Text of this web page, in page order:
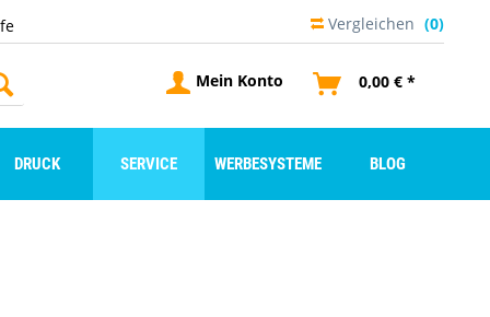
Vergleichen (0)
Mein Konto 0,00 € *
DRUCK SERVICE WERBESYSTEME BLOG